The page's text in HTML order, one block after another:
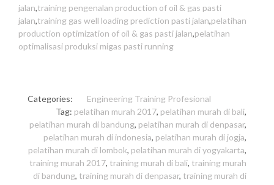
jalan,training pengenalan production of oil & gas pasti
jalan,training gas well loading prediction pasti jalan,pelatihan
production optimization of oil & gas pasti jalan,pelatihan
optimalisasi produksi migas pasti running
Categories: Engineering Training Profesional
Tag: pelatihan murah 2017, pelatihan murah di bali,
pelatihan murah di bandung, pelatihan murah di denpasar,
pelatihan murah di indonesia, pelatihan murah di jogja,
pelatihan murah di lombok, pelatihan murah di yogyakarta,
training murah 2017, training murah di bali, training murah
di bandung, training murah di denpasar, training murah di